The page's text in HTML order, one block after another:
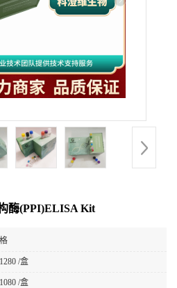
酶(PPI)ELISA Kit
1280 /盒
1080 /盒